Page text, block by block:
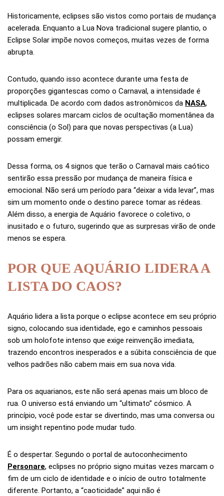
Historicamente, eclipses são vistos como portais de mudança
acelerada. Enquanto a Lua Nova tradicional sugere plantio, o
Eclipse Solar impõe novos começos, muitas vezes de forma
abrupta.
Contudo, quando isso acontece durante uma festa de
proporções gigantescas como o Carnaval, a intensidade é
multiplicada. De acordo com dados astronômicos da NASA,
eclipses solares marcam ciclos de ocultação momentânea da
consciência (o Sol) para que novas perspectivas (a Lua)
possam emergir.
Dessa forma, os 4 signos que terão o Carnaval mais caótico
sentirão essa pressão por mudança de maneira física e
emocional. Não será um período para “deixar a vida levar”, mas
sim um momento onde o destino parece tomar as rédeas.
Além disso, a energia de Aquário favorece o coletivo, o
inusitado e o futuro, sugerindo que as surpresas virão de onde
menos se espera.
POR QUE AQUÁRIO LIDERA A
LISTA DO CAOS?
Aquário lidera a lista porque o eclipse acontece em seu próprio
signo, colocando sua identidade, ego e caminhos pessoais
sob um holofote intenso que exige reinvenção imediata,
trazendo encontros inesperados e a súbita consciência de que
velhos padrões não cabem mais em sua nova vida.
Para os aquarianos, este não será apenas mais um bloco de
rua. O universo está enviando um “ultimato” cósmico. A
princípio, você pode estar se divertindo, mas uma conversa ou
um insight repentino pode mudar tudo.
É o despertar. Segundo o portal de autoconhecimento
Personare, eclipses no próprio signo muitas vezes marcam o
fim de um ciclo de identidade e o início de outro totalmente
diferente. Portanto, a “caoticidade” aqui não é